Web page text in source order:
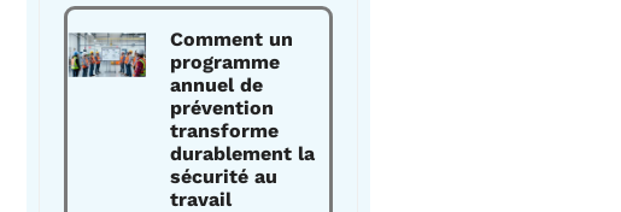
Comment un
programme
annuel de
prévention
transforme
durablement la
sécurité au
travail